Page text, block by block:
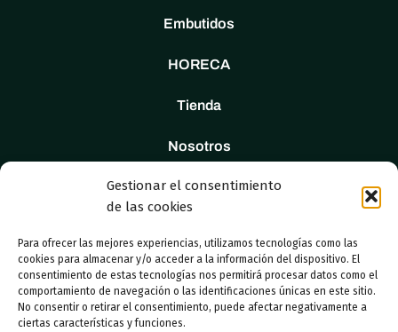
Gestionar el consentimiento
de las cookies
Para ofrecer las mejores experiencias, utilizamos tecnologías como las
cookies para almacenar y/o acceder a la información del dispositivo. El
consentimiento de estas tecnologías nos permitirá procesar datos como el
comportamiento de navegación o las identificaciones únicas en este sitio.
No consentir o retirar el consentimiento, puede afectar negativamente a
ciertas características y funciones.
Embutidos
HORECA
Tienda
Nosotros
Contacto
© 2023 Adboosters